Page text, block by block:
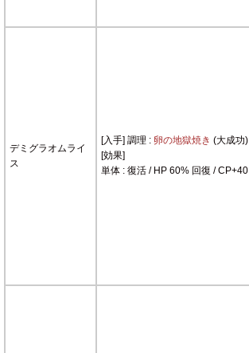
デミグラオムライ
ス
[入手] 調理 : 卵の地獄焼き (大成功)
[効果]
単体 : 復活 / HP 60% 回復 / CP+40